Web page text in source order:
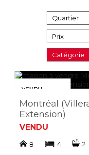
Quartier
Prix
Catégorie
Montréal
Extension)
VENDU
8 4 2